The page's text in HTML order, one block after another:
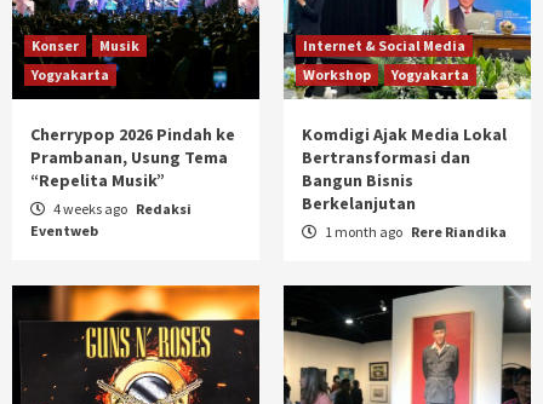
Konser
Musik
Yogyakarta
Cherrypop 2026 Pindah ke
Prambanan, Usung Tema
“Repelita Musik”
4 weeks ago Redaksi
Eventweb
Internet & Social Media
Workshop
Yogyakarta
Komdigi Ajak Media Lokal
Bertransformasi dan
Bangun Bisnis
Berkelanjutan
1 month ago Rere Riandika